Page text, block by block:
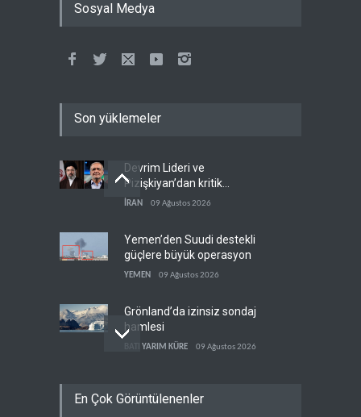
Sosyal Medya
Son yüklemeler
Devrim Lideri ve
Pizişkiyan’dan kritik
görüşme
İRAN 09 Ağustos 2026
Yemen’den Suudi destekli
güçlere büyük operasyon
YEMEN 09 Ağustos 2026
Grönland’da izinsiz sondaj
hamlesi
BATI YARIM KÜRE 09 Ağustos 2026
rağmen direnişini
En Çok Görüntülenenler